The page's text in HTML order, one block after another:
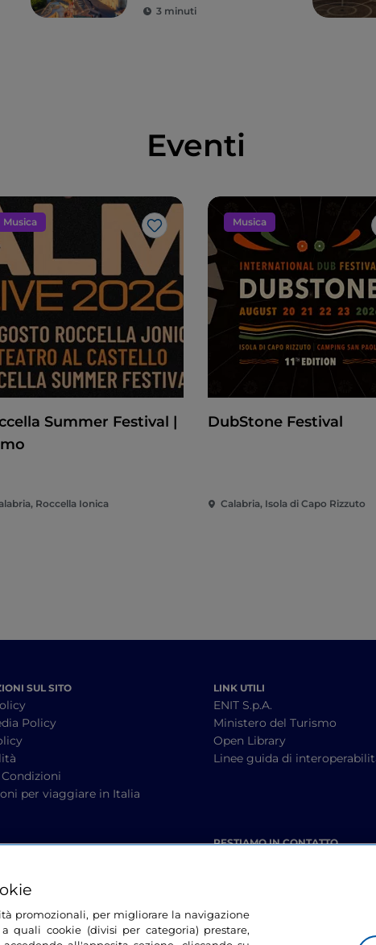
3 minuti
Eventi
Musica
Like
Summer Festival |
Roccella Ionica
Musica
DubStone Festival
Calabria, Isola di Capo Rizzuto
SUL SITO
Policy
per viaggiare in Italia
LINK UTILI
ENIT S.p.A.
Ministero del Turismo
Open Library
Linee guida di
RESTIAMO IN CONTATTO
promozionali, per migliorare la navigazione
quali cookie (divisi per categoria) prestare,